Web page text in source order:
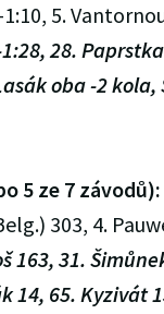
1:10, 5.
28.
oba -2
5 ze 7 závodů):
303, 4.
163, 31.
14, 65. Kyzivát